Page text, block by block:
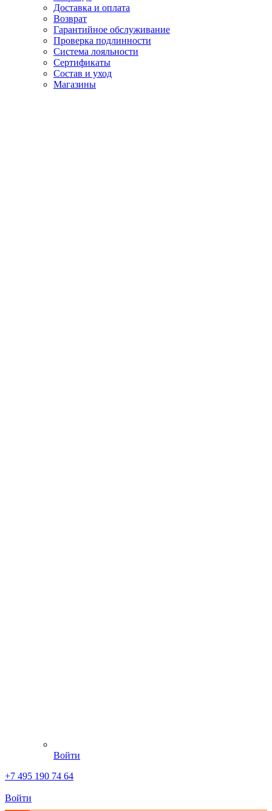
Доставка и оплата
Возврат
Гарантийное обслуживание
Проверка подлинности
Система лояльности
Сертификаты
Состав и уход
Магазины
Войти
+7 495 190 74 64
Войти